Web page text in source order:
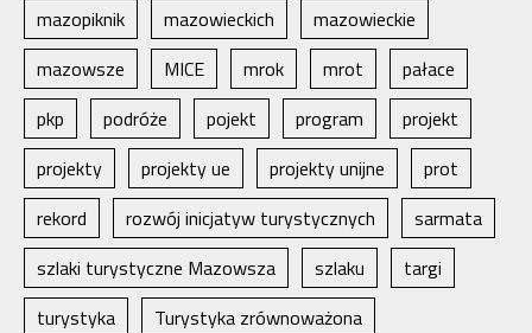
mazopiknik
mazowieckich
mazowieckie
mazowsze
MICE mrok mrot
pałace
pkp
podróże pojekt program
projekt
projekty
projekty ue projekty unijne
prot
rekord
rozwój inicjatyw turystycznych
sarmata
szlaki turystyczne Mazowsza
szlaku
targi
turystyka
Turystyka zrównoważona